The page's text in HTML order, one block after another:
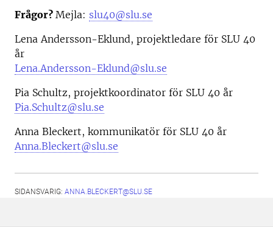
Frågor? Mejla: slu40@slu.se
Lena Andersson-Eklund, projektledare för SLU 40
år
Lena.Andersson-Eklund@slu.se
Pia Schultz, projektkoordinator för SLU 40 år
Pia.Schultz@slu.se
Anna Bleckert, kommunikatör för SLU 40 år
Anna.Bleckert@slu.se
SIDANSVARIG: ANNA.BLECKERT@SLU.SE